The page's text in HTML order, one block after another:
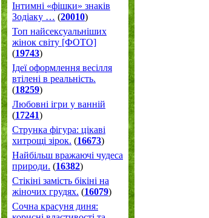
Інтимні «фішки» знаків
Зодіаку … (20010)
Топ найсексуальніших
жінок світу [ФОТО]
(19743)
Ідеї оформлення весілля
втілені в реальність.
(18259)
Любовні ігри у ванній
(17241)
Струнка фігура: цікаві
хитрощі зірок. (16673)
Найбільш вражаючі чудеса
природи. (16382)
Стікіні замість бікіні на
жіночих грудях. (16079)
Сочна красуня диня: